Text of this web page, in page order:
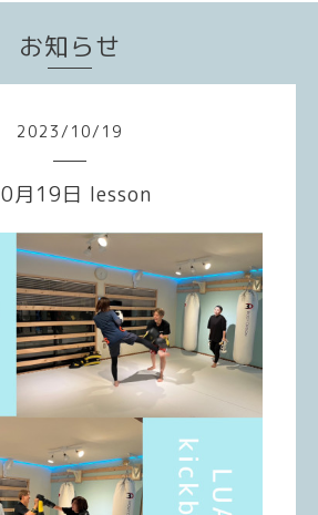
お知らせ
2023/ 10/ 19
月19日 lesson